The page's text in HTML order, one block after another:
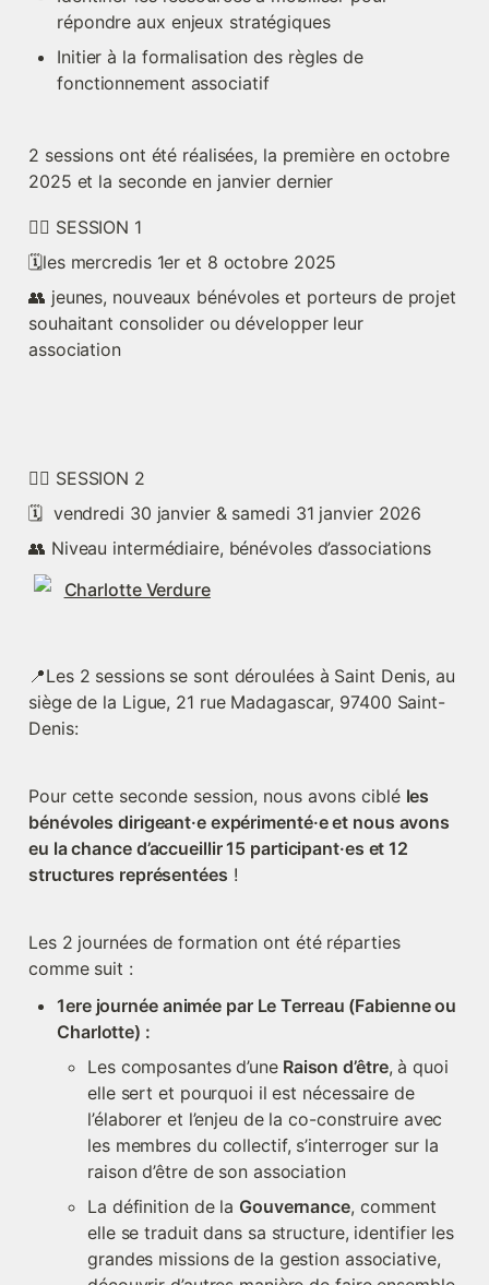
répondre aux enjeux stratégiques
Initier à la formalisation des règles de
fonctionnement associatif
2 sessions ont été réalisées, la première en octobre
2025 et la seconde en janvier dernier
👉🏽 SESSION 1
🗓️les mercredis 1er et 8 octobre 2025
👥 jeunes, nouveaux bénévoles et porteurs de projet
souhaitant consolider ou développer leur
association
👉🏽 SESSION 2
🗓️  vendredi 30 janvier & samedi 31 janvier 2026
👥 Niveau intermédiaire, bénévoles d’associations
Charlotte Verdure
📍Les 2 sessions se sont déroulées à Saint Denis, au
siège de la Ligue, 21 rue Madagascar, 97400 Saint-
Denis:
Pour cette seconde session, nous avons ciblé les
bénévoles dirigeant·e expérimenté·e et nous avons
eu la chance d’accueillir 15 participant·es et 12
structures représentées !
Les 2 journées de formation ont été réparties
comme suit :
1ere journée animée par Le Terreau (Fabienne ou
Charlotte) :
Les composantes d’une Raison d’être, à quoi
elle sert et pourquoi il est nécessaire de
l’élaborer et l’enjeu de la co-construire avec
les membres du collectif, s’interroger sur la
raison d’être de son association
La définition de la Gouvernance, comment
elle se traduit dans sa structure, identifier les
grandes missions de la gestion associative,